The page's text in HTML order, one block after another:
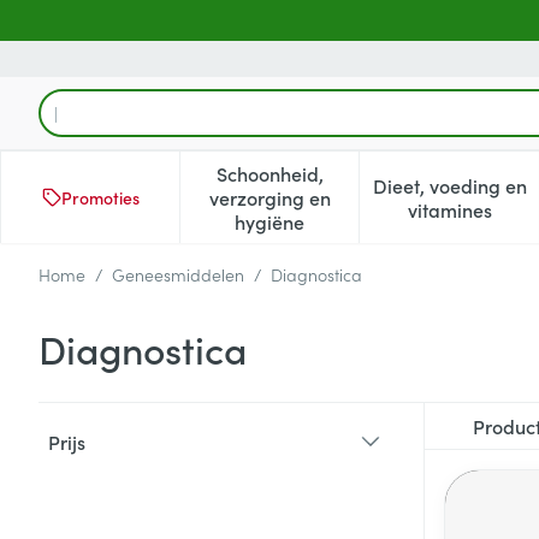
Product, merk, categorie...
Promoties
Schoonheid,
verzorging en
hygiëne
Toon submenu voor
Dieet, voeding en
vitamines
Toon
Home / Geneesmiddelen / Diagnostica
Diagnostica
Prijs